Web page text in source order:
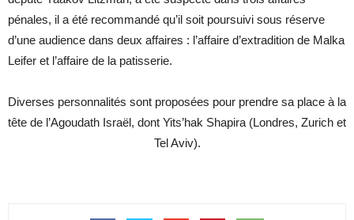
pénales, il a été recommandé qu’il soit poursuivi sous réserve
d’une audience dans deux affaires : l’affaire d’extradition de Malka
Leifer et l’affaire de la patisserie.
Diverses personnalités sont proposées pour prendre sa place à la
tête de l’Agoudath Israël, dont Yits’hak Shapira (Londres, Zurich et
Tel Aviv).